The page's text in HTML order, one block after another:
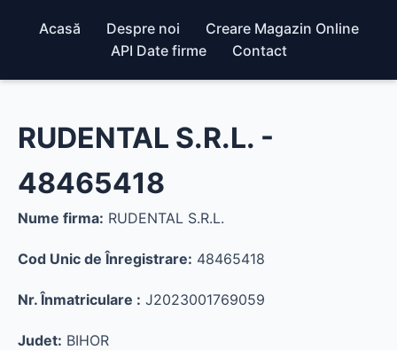
Acasă Despre noi
Creare Magazin Online
API Date firme
Contact
RUDENTAL S.R.L. -
48465418
Nume firma: RUDENTAL S.R.L.
Cod Unic de Înregistrare: 48465418
Nr. Înmatriculare : J2023001769059
Judet: BIHOR